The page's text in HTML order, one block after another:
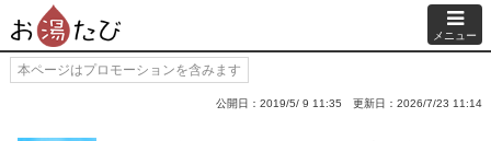
メニュー
本ページはプロモーションを含みます
公開日：2019/5/ 9 11:35 更新日：2026/7/23 11:14